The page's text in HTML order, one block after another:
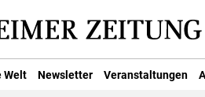
Welt Newsletter Veranstaltungen